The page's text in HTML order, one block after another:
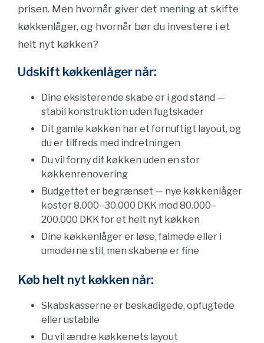
prisen. Men hvornår giver det mening at skifte
køkkenlåger, og hvornår bør du investere i et
helt nyt køkken?
Udskift køkkenlåger når:
Dine eksisterende skabe er i god stand —
stabil konstruktion uden fugtskader
Dit gamle køkken har et fornuftigt layout, og
du er tilfreds med indretningen
Du vil forny dit køkken uden en stor
køkkenrenovering
Budgettet er begrænset — nye køkkenlåger
koster 8.000–30.000 DKK mod 80.000–
200.000 DKK for et helt nyt køkken
Dine køkkenlåger er løse, falmede eller i
umoderne stil, men skabene er fine
Køb helt nyt køkken når:
Skabskasserne er beskadigede, opfugtede
eller ustabile
Du vil ændre køkkenets layout